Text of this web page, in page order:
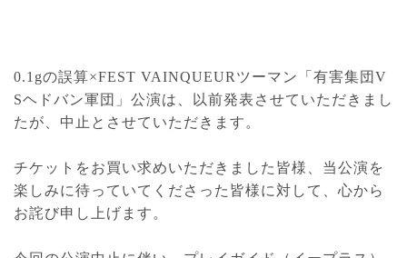
0.1gの誤算×FEST VAINQUEURツーマン「有害集団V
Sヘドバン軍団」公演は、以前発表させていただきまし
たが、中止とさせていただきます。
チケットをお買い求めいただきました皆様、当公演を
楽しみに待っていてくださった皆様に対して、心から
お詫び申し上げます。